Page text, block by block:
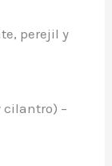
perejil y
cilantro) –